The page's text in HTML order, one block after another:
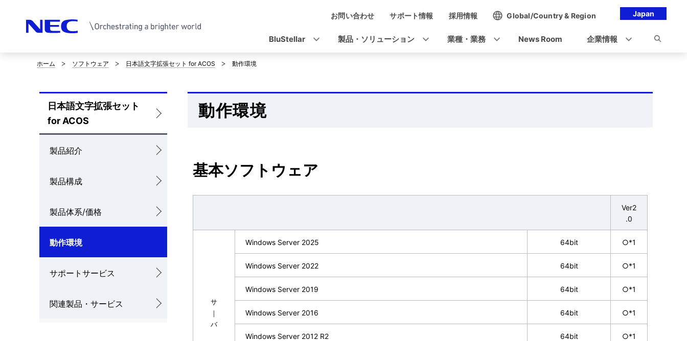
Japan
ゲ
シ
ョ
お問い合わせ サポート情報 採用情報 Global/Country & Region
BluStellar 製品・ソリューション 業種・業務 News Room 企業情報
サ
イ
ト
内
置
ホーム ソフトウェア 日本語文字拡張セット for ACOS 動作環境
ロ
ー
カ
ビ
ゲ
シ
ン
日本語文字拡張セット
for ACOS
製品紹介
製品構成
製品体系/価格
動作環境
サポートサービス
関連製品・サービス
動作環境
基本ソフトウェア
Ver2
.0
サ
｜
バ
Windows Server 2025 64bit ○*1
Windows Server 2022 64bit ○*1
Windows Server 2019 64bit ○*1
Windows Server 2016 64bit ○*1
Windows Server 2012 R2 64bit ○*1